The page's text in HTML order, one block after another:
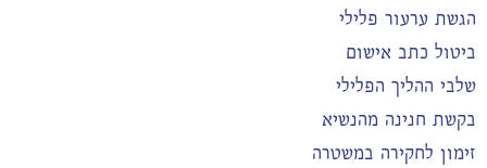
הגשת ערעור פלילי
ביטול כתב אישום
שלבי ההליך הפלילי
בקשת חנינה מהנשיא
זימון לחקירה במשטרה